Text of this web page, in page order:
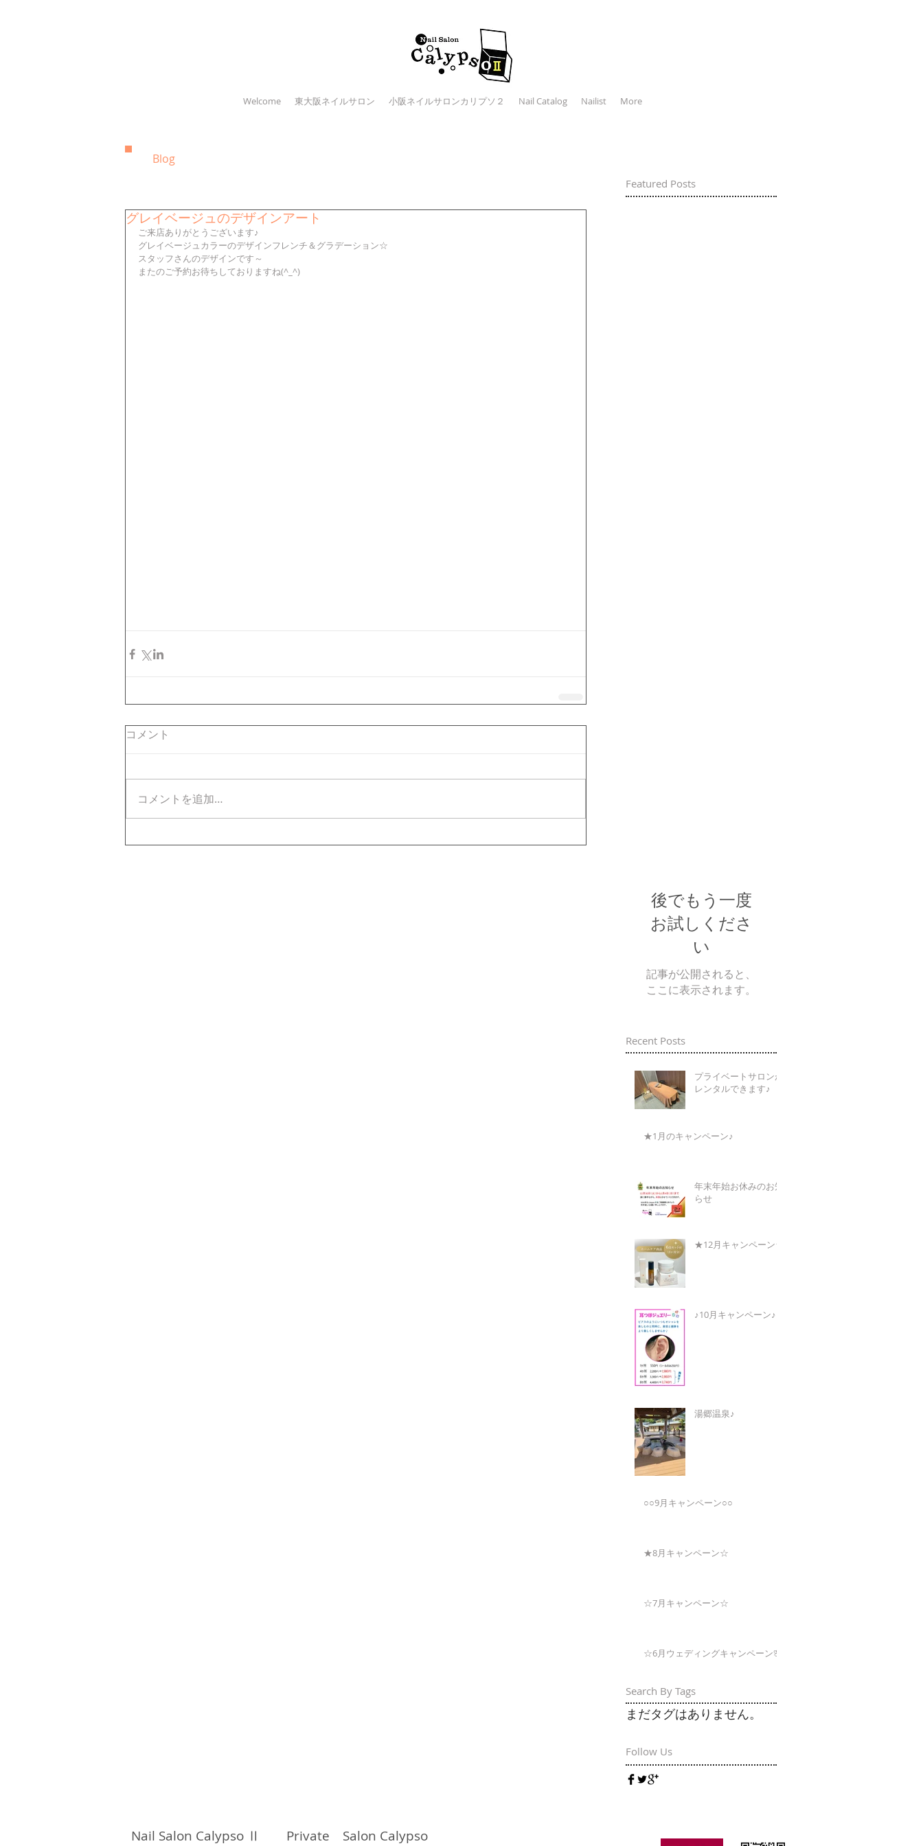
Welcome 東大阪ネイルサロン 小阪ネイルサロンカリプソ２ Nail Catalog Nailist More
Blog
Featured Posts
グレイベージュのデザインアート
ご来店ありがとうございます♪
グレイベージュカラーのデザインフレンチ＆グラデーション☆
スタッフさんのデザインです～
またのご予約お待ちしておりますね(^_^)
コメント
コメントを追加…
後でもう一度
お試しくださ
い
記事が公開されると、
ここに表示されます。
Recent Posts
Search By Tags
プライベートサロンが
レンタルできます♪
★1月のキャンペーン♪
年末年始お休みのお知
らせ
★12月キャンペーン★
♪10月キャンペーン♪
湯郷温泉♪
○○9月キャンペーン○○
★8月キャンペーン☆
☆7月キャンペーン☆
☆6月ウェディングキャンペーン🌸
まだタグはありません。
Follow Us
Nail Salon Calypso Ⅱ Private Salon Calypso